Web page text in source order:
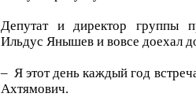
Депутат и директор группы
Ильдус Янышев и вовсе доехал
– Я этот день каждый год
Ахтямович.